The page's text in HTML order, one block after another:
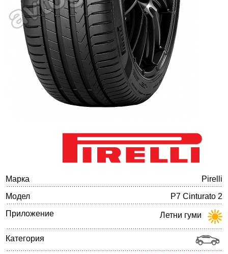
Баланс на автомобилните гуми
Марка
Pirelli
Модел
P7 Cinturato 2
Приложение
Летни гуми
Категория